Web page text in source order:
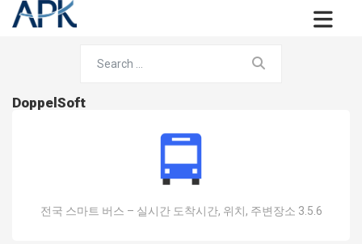
DoppelSoft
전국 스마트 버스 – 실시간 도착시간, 위치, 주변장소 3.5.6